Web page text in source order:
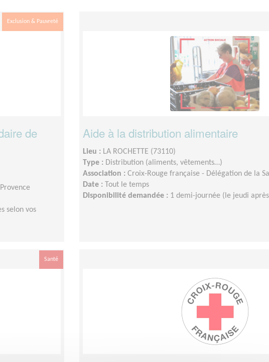
Exclusion & Pauvreté
de
selon vos
Aide à la distribution alimentaire
Lieu : LA ROCHETTE (73110)
Type : Distribution (aliments, vêtements…)
Association : Croix-Rouge française - Délégation de la
Date :
Tout le temps
Disponibilité demandée : 1 demi-journée (le jeudi
Santé